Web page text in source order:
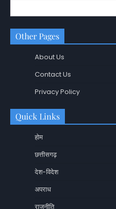
Other Pages
About Us
Contact Us
Privacy Policy
Quick Links
होम
छत्तीसगढ़
देश-विदेश
अपराध
राजनीति